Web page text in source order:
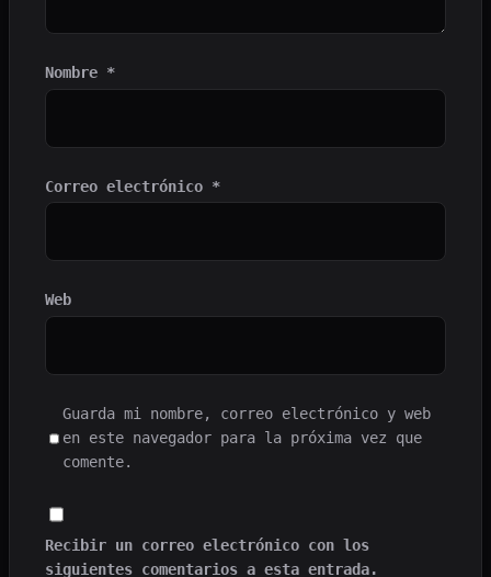
Nombre *
Correo electrónico *
Web
Guarda mi nombre, correo electrónico y web
en este navegador para la próxima vez que
comente.
Recibir un correo electrónico con los
siguientes comentarios a esta entrada.